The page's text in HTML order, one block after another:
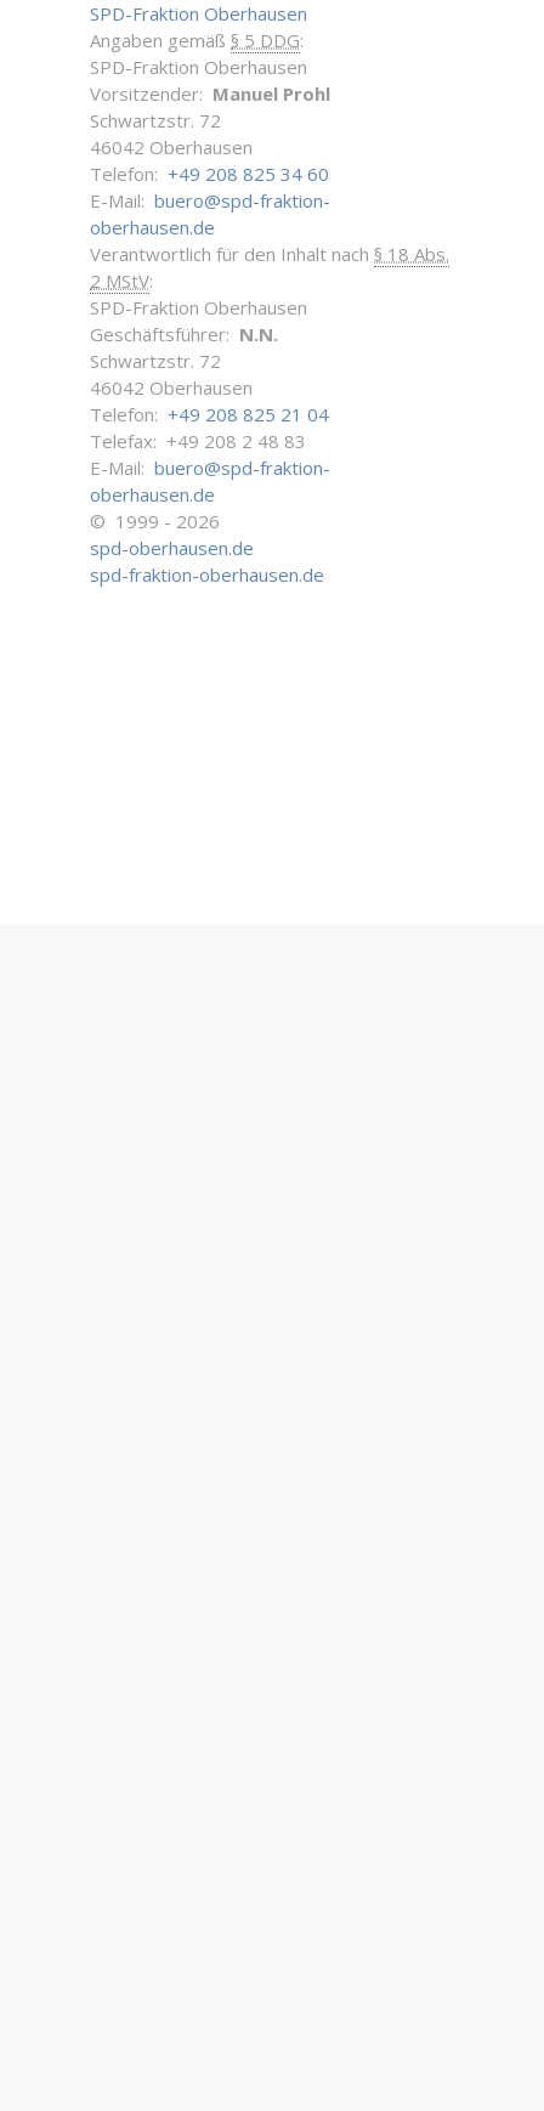
SPD-Fraktion Oberhausen
Angaben gemäß § 5 DDG:
SPD-Fraktion Oberhausen
Vorsitzender: Manuel Prohl
Schwartzstr. 72
46042 Oberhausen
Telefon: +49 208 825 34 60
E-Mail: buero@spd-fraktion-
oberhausen.de
Verantwortlich für den Inhalt nach § 18 Abs.
2 MStV:
SPD-Fraktion Oberhausen
Geschäftsführer: N.N.
Schwartzstr. 72
46042 Oberhausen
Telefon: +49 208 825 21 04
Telefax: +49 208 2 48 83
E-Mail: buero@spd-fraktion-
oberhausen.de
© 1999 - 2026
spd-oberhausen.de
spd-fraktion-oberhausen.de